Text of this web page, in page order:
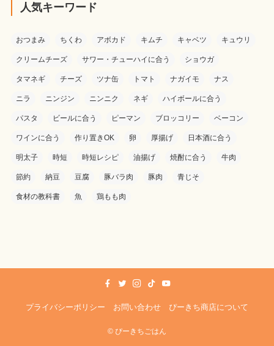
人気キーワード
おつまみ ちくわ アボカド キムチ キャベツ キュウリ
クリームチーズ サワー・チューハイに合う ショウガ
タマネギ チーズ ツナ缶 トマト ナガイモ ナス
ニラ ニンジン ニンニク ネギ ハイボールに合う
パスタ ビールに合う ピーマン ブロッコリー ベーコン
ワインに合う 作り置きOK 卵 厚揚げ 日本酒に合う
明太子 時短 時短レシピ 油揚げ 焼酎に合う 牛肉
節約 納豆 豆腐 豚バラ肉 豚肉 青じそ
食材の教科書 魚 鶏もも肉
プライバシーポリシー お問い合わせ ぴーきち商店について
© ぴーきちごはん